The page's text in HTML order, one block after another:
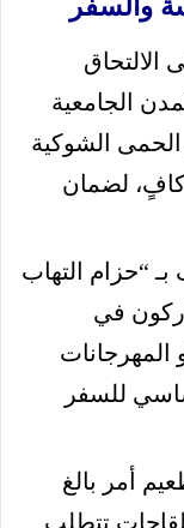
والسفر
الالتحاق
الجامعية
الشوكية
لضمان
“حزام التهاب
في
المهرجانات
للسفر
أمر بالغ
تتطلب